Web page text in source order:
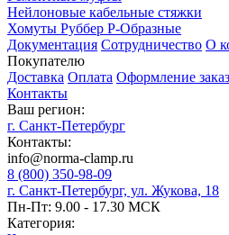
Нейлоновые кабельные стяжки
Хомуты Руббер Р-Образные
Документация Сотрудничество О
Покупателю
Доставка Оплата Оформление
Контакты
Ваш регион:
г. Санкт-Петербург
Контакты:
info@norma-clamp.ru
8 (800) 350-98-09
г. Санкт-Петербург, ул. Жукова, 18
Пн-Пт: 9.00 - 17.30 МСК
Категория: